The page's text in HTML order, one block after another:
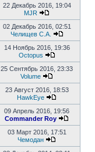
к
22 Декабрь 2016, 19:04
MJR
Перейти
к
последнему
сообщению
02 Декабрь 2016, 02:51
Челищев С.А.
Перейти
к
14 Ноябрь 2016, 19:36
Octopus
Перейти
к
сообщению
25 Сентябрь 2016, 23:33
Volume
Перейти
к
последнему
сообщению
23 Август 2016, 18:53
HawkEye
Перейти
к
последнему
сообщению
09 Апрель 2016, 19:56
Commander Roy
Перейти
03 Март 2016, 17:51
Чемодан
Перейти